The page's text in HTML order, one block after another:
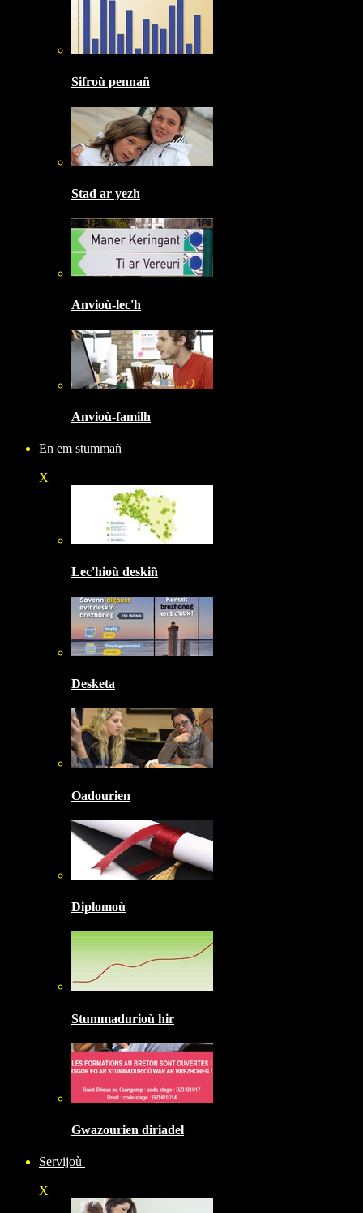
Sifroù pennañ
Stad ar yezh
Anvioù-lec'h
Anvioù-familh
En em stummañ
X
Lec'hioù deskiñ
Desketa
Oadourien
Diplomoù
Stummadurioù hir
Gwazourien diriadel
Servijoù
X